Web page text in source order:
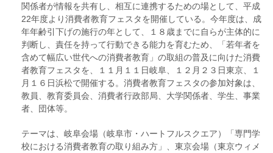
関係者が情報を共有し、相互に連携するための場として、平成
22年度より消費者教育フェスタを開催している。今年度は、成
年年齢引下げの施行の年として、１８歳までに自らが主体的に
判断し、責任を持って行動できる能力を育むため、「若年者を
含めて幅広い世代への消費者教育」の取組の普及に向けた消費
者教育フェスタを、１１月１１日岐阜、１２月２３日東京、１
月１６日浜松で開催する。消費者教育フェスタの参加対象は、
教員、教育委員会、消費者行政部局、大学関係者、学生、事業
者、団体等。
テーマは、岐阜会場（岐阜市・ハートフルスクエア）「専門学
校における消費者教育の取り組み方」、東京会場（東京ウィメ